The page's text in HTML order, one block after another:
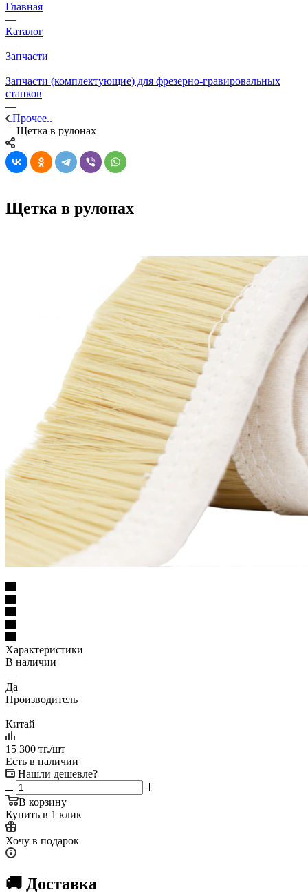
Главная
—
Каталог
—
Запчасти
—
Запчасти (комплектующие) для фрезерно-гравировальных
станков
—
.Прочее..
—Щетка в рулонах
Щетка в рулонах
Характеристики
В наличии
—
Да
Производитель
—
Китай
15 300 тг./шт
Есть в наличии
Нашли дешевле?
В корзину
Купить в 1 клик
Хочу в подарок
🚚 Доставка